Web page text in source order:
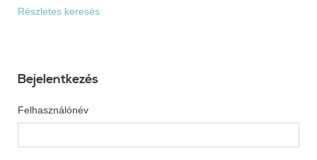
Részletes keresés
Bejelentkezés
Felhasználónév